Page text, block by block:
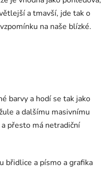
a tmavší, jde tak o
na naše blízké.
barvy a hodí se tak jako
a dalšímu masivnímu
přesto má netradiční
břidlice a písmo a grafika